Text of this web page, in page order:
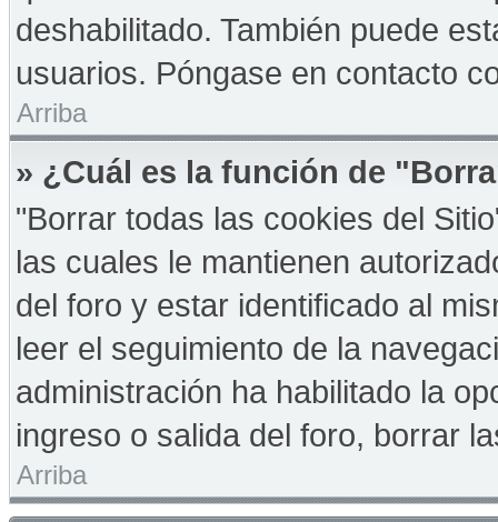
deshabilitado. También puede
usuarios. Póngase en contacto
Arriba
» ¿Cuál es la función de
"Borrar todas las cookies del
las cuales le mantienen
del foro y estar identificado al
leer el seguimiento de la
administración ha habilitado la
ingreso o salida del foro, borrar
Arriba